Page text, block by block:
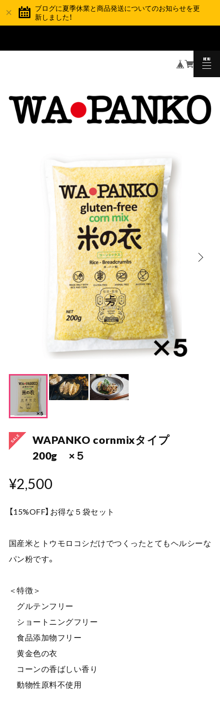
ブログに夏季休業と商品発送についてのお知らせを更
新しました！
MENU
CLOSE
WAPANKO cornmixタイプ
200g ×５
¥2,500
【15%OFF】お得な５袋セット
国産米とトウモロコシだけでつくったとてもヘルシーな
パン粉です。
＜特徴＞
グルテンフリー
ショートニングフリー
食品添加物フリー
黄金色の衣
コーンの香ばしい香り
動物性原料不使用